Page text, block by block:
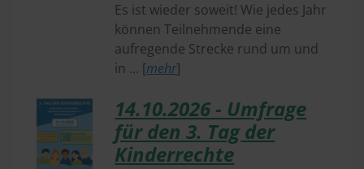
Es ist wieder soweit! Wie jedes Jahr
können Teilnehmende eine
aufregende Strecke rund um und
in ... [mehr]
14.​10.​2026 - Umfrage
für den 3. Tag der
Kinderrechte